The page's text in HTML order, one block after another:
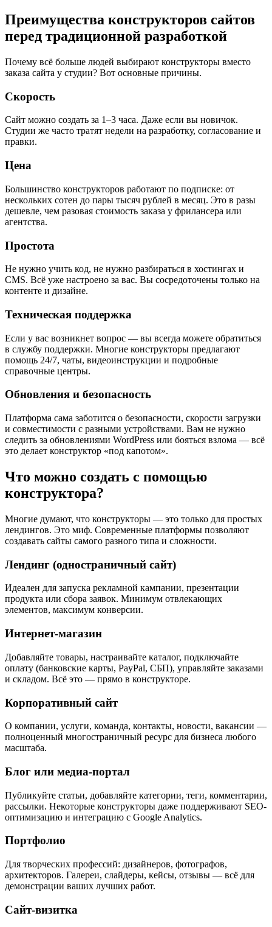
Преимущества конструкторов сайтов
перед традиционной разработкой
Почему всё больше людей выбирают конструкторы вместо
заказа сайта у студии? Вот основные причины.
Скорость
Сайт можно создать за 1–3 часа. Даже если вы новичок.
Студии же часто тратят недели на разработку, согласование и
правки.
Цена
Большинство конструкторов работают по подписке: от
нескольких сотен до пары тысяч рублей в месяц. Это в разы
дешевле, чем разовая стоимость заказа у фрилансера или
агентства.
Простота
Не нужно учить код, не нужно разбираться в хостингах и
CMS. Всё уже настроено за вас. Вы сосредоточены только на
контенте и дизайне.
Техническая поддержка
Если у вас возникнет вопрос — вы всегда можете обратиться
в службу поддержки. Многие конструкторы предлагают
помощь 24/7, чаты, видеоинструкции и подробные
справочные центры.
Обновления и безопасность
Платформа сама заботится о безопасности, скорости загрузки
и совместимости с разными устройствами. Вам не нужно
следить за обновлениями WordPress или бояться взлома — всё
это делает конструктор «под капотом».
Что можно создать с помощью
конструктора?
Многие думают, что конструкторы — это только для простых
лендингов. Это миф. Современные платформы позволяют
создавать сайты самого разного типа и сложности.
Лендинг (одностраничный сайт)
Идеален для запуска рекламной кампании, презентации
продукта или сбора заявок. Минимум отвлекающих
элементов, максимум конверсии.
Интернет-магазин
Добавляйте товары, настраивайте каталог, подключайте
оплату (банковские карты, PayPal, СБП), управляйте заказами
и складом. Всё это — прямо в конструкторе.
Корпоративный сайт
О компании, услуги, команда, контакты, новости, вакансии —
полноценный многостраничный ресурс для бизнеса любого
масштаба.
Блог или медиа-портал
Публикуйте статьи, добавляйте категории, теги, комментарии,
рассылки. Некоторые конструкторы даже поддерживают SEO-
оптимизацию и интеграцию с Google Analytics.
Портфолио
Для творческих профессий: дизайнеров, фотографов,
архитекторов. Галереи, слайдеры, кейсы, отзывы — всё для
демонстрации ваших лучших работ.
Сайт-визитка